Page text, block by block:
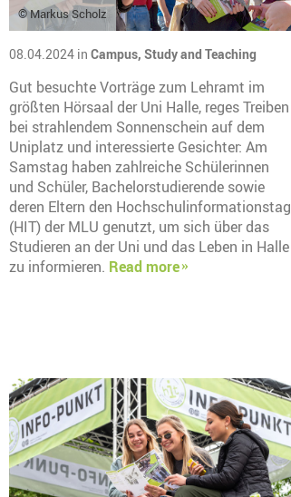
© Markus Scholz
08.04.2024 in Campus, Study and Teaching
Gut besuchte Vorträge zum Lehramt im
größten Hörsaal der Uni Halle, reges Treiben
bei strahlendem Sonnenschein auf dem
Uniplatz und interessierte Gesichter: Am
Samstag haben zahlreiche Schülerinnen
und Schüler, Bachelorstudierende sowie
deren Eltern den Hochschulinformationstag
(HIT) der MLU genutzt, um sich über das
Studieren an der Uni und das Leben in Halle
zu informieren. Read more